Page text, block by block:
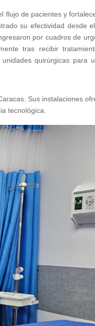
flujo de pacientes y
su efectividad desde
por cuadros de
tras recibir
quirúrgicas para
Sus instalaciones
tecnológica.